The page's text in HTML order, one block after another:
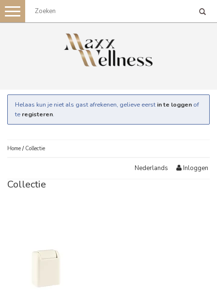
Toggle
navigation
Helaas kun je niet als gast afrekenen, gelieve eerst in te loggen of
te registeren.
Home / Collectie
Nederlands Inloggen
Collectie